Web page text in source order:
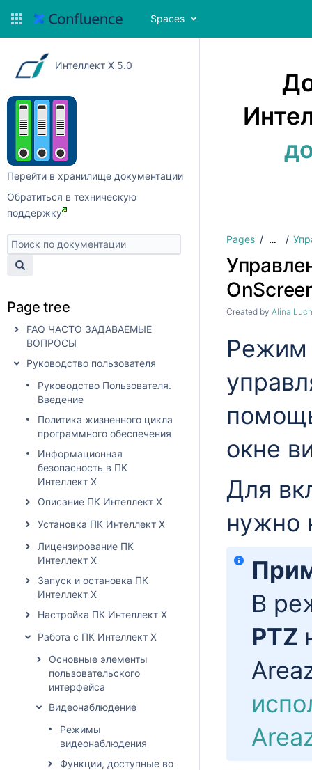
Spaces
Интеллект X 5.0
Перейти в хранилище документации
Обратиться в техническую
поддержку
Page tree
FAQ ЧАСТО ЗАДАВАЕМЫЕ
ВОПРОСЫ
Руководство пользователя
Руководство Пользователя.
Введение
Политика жизненного цикла
программного обеспечения
Информационная
безопасность в ПК
Интеллект X
Описание ПК Интеллект X
Установка ПК Интеллект X
Лицензирование ПК
Интеллект X
Запуск и остановка ПК
Интеллект X
Настройка ПК Интеллект X
Работа с ПК Интеллект X
Основные элементы
пользовательского
интерфейса
Видеонаблюдение
Режимы
видеонаблюдения
Функции, доступные во
Pages …
Created by Alina
окне
Для
нужно
В
PTZ